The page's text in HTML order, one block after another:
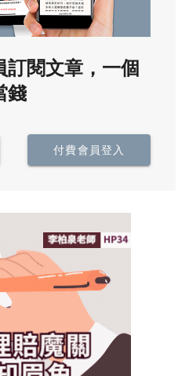
閱文章，一個
錢
付費會員登入